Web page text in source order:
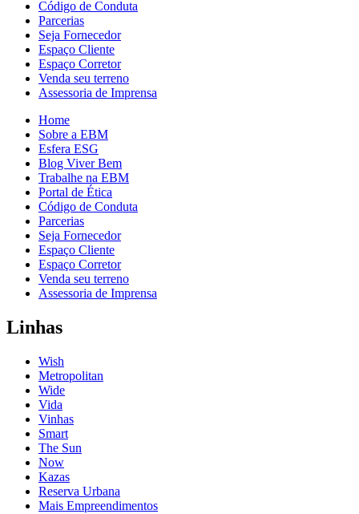
Código de Conduta
Parcerias
Seja Fornecedor
Espaço Cliente
Espaço Corretor
Venda seu terreno
Assessoria de Imprensa
Home
Sobre a EBM
Esfera ESG
Blog Viver Bem
Trabalhe na EBM
Portal de Ética
Código de Conduta
Parcerias
Seja Fornecedor
Espaço Cliente
Espaço Corretor
Venda seu terreno
Assessoria de Imprensa
Linhas
Wish
Metropolitan
Wide
Vida
Vinhas
Smart
The Sun
Now
Kazas
Reserva Urbana
Mais Empreendimentos